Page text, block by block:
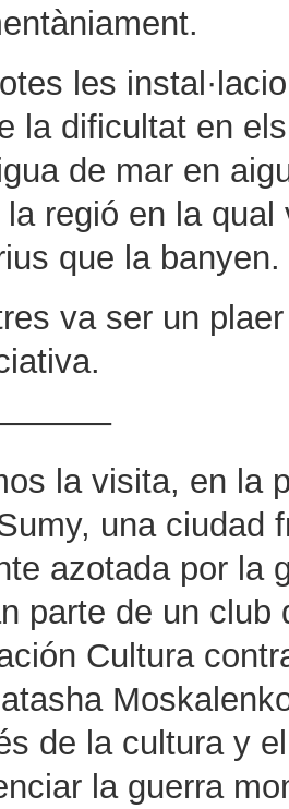
les
la dificultat en
de mar en
regió en la
que la banyen.
va ser un
la visita, en la
una ciudad
azotada por la
parte de un
Cultura
de la cultura y
la guerra